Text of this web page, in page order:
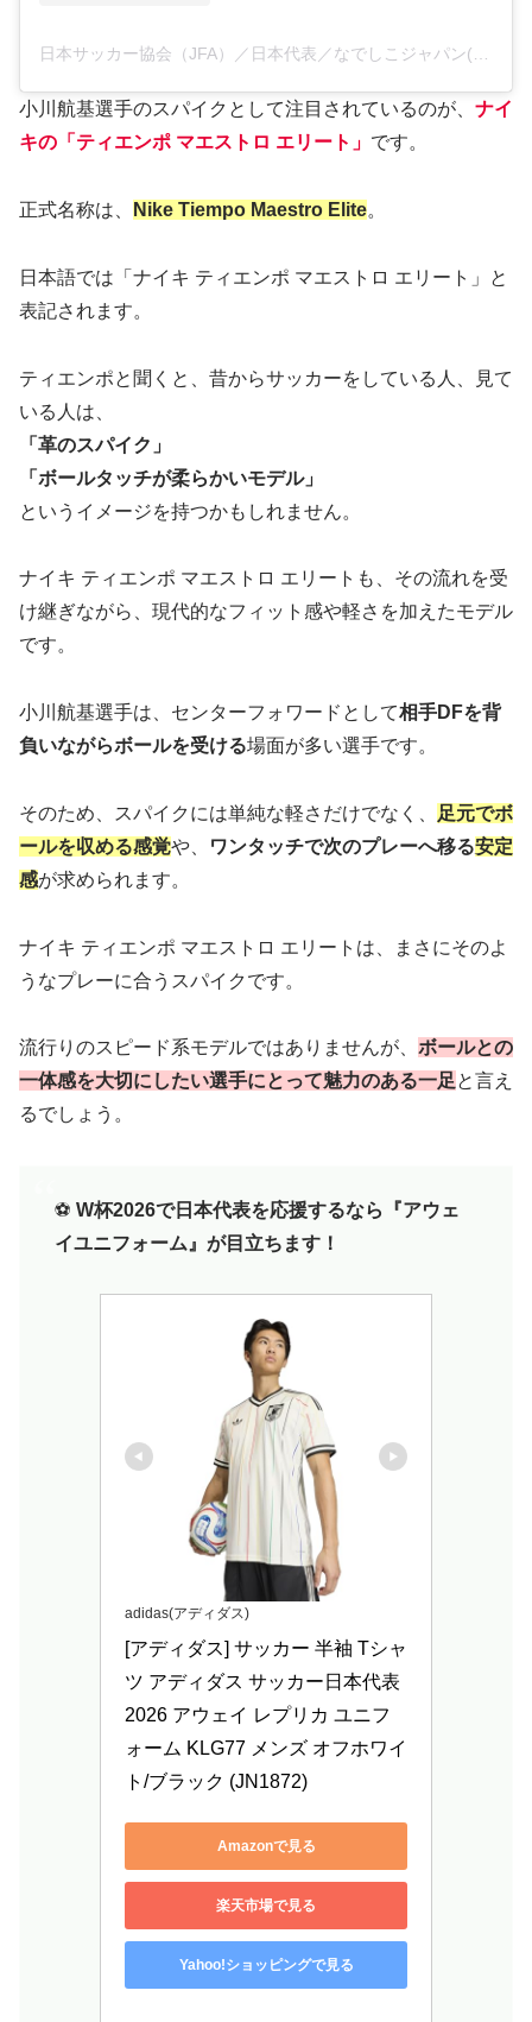
小川航基選手のスパイクとして注目されているのが、 ナイ
キの「ティエンポ マエストロ エリート」 です。
正式名称は、 Nike Tiempo Maestro Elite。
日本語では「ナイキ ティエンポ マエストロ エリート」と
表記されます。
ティエンポと聞くと、昔からサッカーをしている人、見て
いる人は、
「革のスパイク」
「ボールタッチが柔らかいモデル」
というイメージを持つかもしれません。
ナイキ ティエンポ マエストロ エリートも、その流れを受
け継ぎながら、現代的なフィット感や軽さを加えたモデル
です。
小川航基選手は、センターフォワードとして相手DFを背
負いながらボールを受ける場面が多い選手です。
そのため、スパイクには単純な軽さだけでなく、
足元でボ
ールを収める感覚や、 ワンタッチで次のプレーへ移る安定
感が求められます。
ナイキ ティエンポ マエストロ エリートは、まさにそのよ
うなプレーに合うスパイクです。
流行りのスピード系モデルではありませんが、 ボールとの
一体感を大切にしたい選手にとって魅力のある一足と言え
るでしょう。
⚽️ W杯2026で日本代表を応援するなら『アウェ
イユニフォーム』が目立ちます！
adidas(アディダス)
[アディダス] サッカー 半袖 Tシャ
ツ アディダス サッカー日本代表
2026 アウェイ レプリカ ユニフ
ォーム KLG77 メンズ オフホワイ
ト/ブラック (JN1872)
Amazonで見る
楽天市場で見る
Yahoo!ショッピングで見る